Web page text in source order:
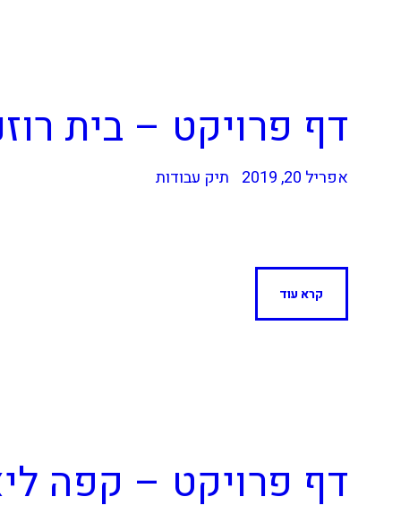
דף פרויקט – בית
אפריל 20, 2019 תיק עבודות
קרא עוד
דף פרויקט – קפה